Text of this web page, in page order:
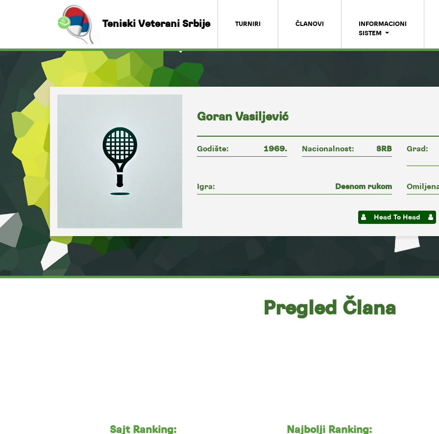
Teniski Veterani Srbije TURNIRI ČLANOVI
INFORMACIONI
SISTEM
Goran Vasiljević
Godište: 1969. Nacionalnost: SRB Grad:
Igra: Desnom rukom
Head To Head
Pregled Člana
Sajt Ranking: Najbolji Ranking: